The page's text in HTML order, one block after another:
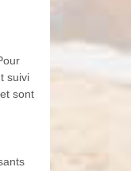
suivi
sont